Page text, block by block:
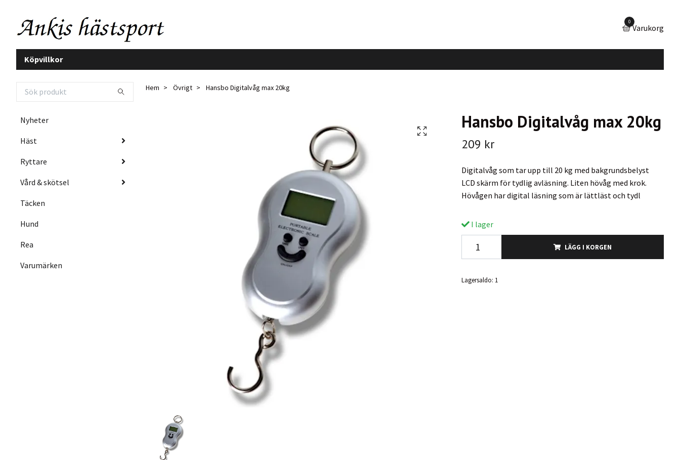
0
Varukorg
Köpvillkor
Nyheter
Häst
Ryttare
Vård & skötsel
Täcken
Hund
Rea
Varumärken
Hem Övrigt Hansbo Digitalvåg max 20kg
Hansbo Digitalvåg max 20kg
209 kr
Digitalvåg som tar upp till 20 kg med bakgrundsbelyst
LCD skärm för tydlig avläsning. Liten hövåg med krok.
Hövågen har digital läsning som är lättläst och tydl
I lager
LÄGG I KORGEN
Lagersaldo: 1